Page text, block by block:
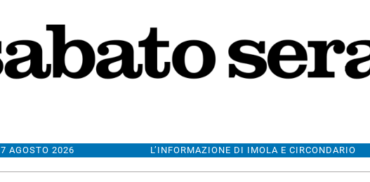
7 AGOSTO 2026 L’INFORMAZIONE DI IMOLA E CIRCONDARIO